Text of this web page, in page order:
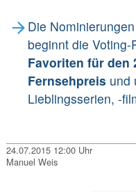
Die
beginnt die Voting-
Favoriten für den
Fernsehpreis und
Lieblingsserien, -
24.07.2015 12:00 Uhr
Manuel Weis